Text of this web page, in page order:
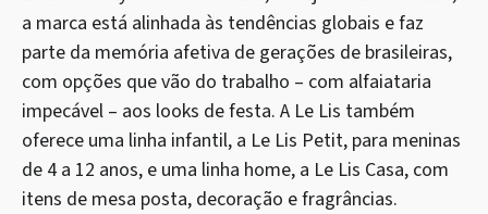
a marca está alinhada às tendências globais e faz
parte da memória afetiva de gerações de brasileiras,
com opções que vão do trabalho – com alfaiataria
impecável – aos looks de festa. A Le Lis também
oferece uma linha infantil, a Le Lis Petit, para meninas
de 4 a 12 anos, e uma linha home, a Le Lis Casa, com
itens de mesa posta, decoração e fragrâncias.